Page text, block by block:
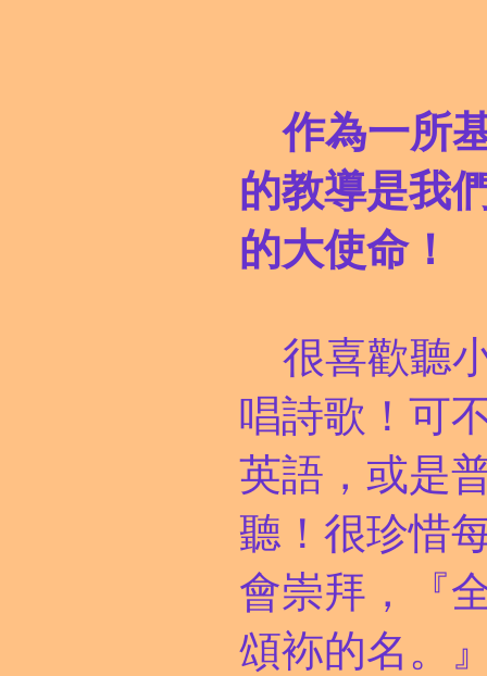
作為一所
的教導是我
的大使命！
很喜歡聽
唱詩歌！可
英語，或是
聽！很珍惜
會崇拜，
『
頌袮的名。